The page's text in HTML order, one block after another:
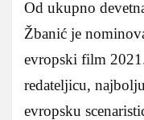
Od ukupno
Žbanić je
evropski film
redateljicu,
evropsku